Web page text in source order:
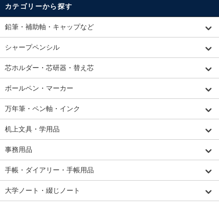
カテゴリーから探す
鉛筆・補助軸・キャップなど
シャープペンシル
芯ホルダー・芯研器・替え芯
ボールペン・マーカー
万年筆・ペン軸・インク
机上文具・学用品
事務用品
手帳・ダイアリー・手帳用品
大学ノート・綴じノート